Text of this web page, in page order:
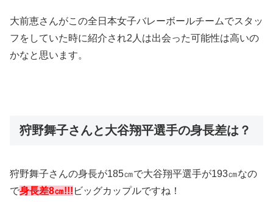
大前恵さんがこの全日本女子バレーボールチームでスタッ
フをしていた時に紹介され2人は出会った可能性は高いの
かなと思います。
狩野舞子さんと大谷翔平選手の身長差は？
狩野舞子さんの身長が185㎝で大谷翔平選手が193㎝なの
で身長差8㎝!!! ビッグカップルですね！